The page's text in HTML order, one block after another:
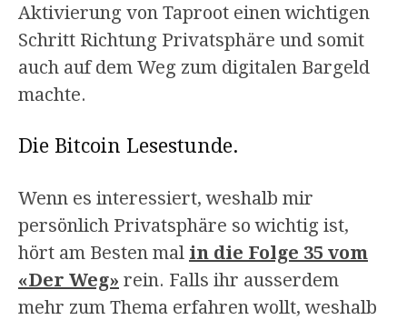
Aktivierung von Taproot einen wichtigen
Schritt Richtung Privatsphäre und somit
auch auf dem Weg zum digitalen Bargeld
machte.
Die Bitcoin Lesestunde.
Wenn es interessiert, weshalb mir
persönlich Privatsphäre so wichtig ist,
hört am Besten mal in die Folge 35 vom
«Der Weg» rein. Falls ihr ausserdem
mehr zum Thema erfahren wollt, weshalb